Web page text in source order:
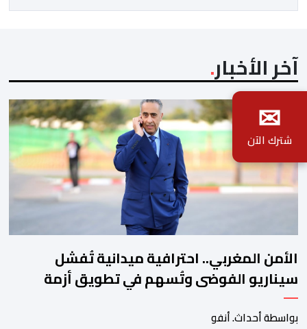
الأمريكية الآجلة […]
آخر الأخبار
الأمن المغربي.. احترافية ميدانية تُفشل
سيناريو الفوضى وتُسهم في تطويق أزمة
سبتة
بواسطة أحداث. أنفو
✉
شترك الآن